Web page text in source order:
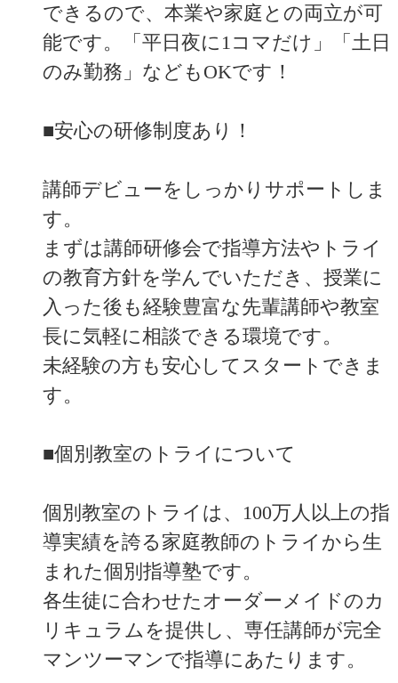
できるので、本業や家庭との両立が可
能です。「平日夜に1コマだけ」「土日
のみ勤務」などもOKです！
■安心の研修制度あり！
講師デビューをしっかりサポートしま
す。
まずは講師研修会で指導方法やトライ
の教育方針を学んでいただき、授業に
入った後も経験豊富な先輩講師や教室
長に気軽に相談できる環境です。
未経験の方も安心してスタートできま
す。
■個別教室のトライについて
個別教室のトライは、100万人以上の指
導実績を誇る家庭教師のトライから生
まれた個別指導塾です。
各生徒に合わせたオーダーメイドのカ
リキュラムを提供し、専任講師が完全
マンツーマンで指導にあたります。